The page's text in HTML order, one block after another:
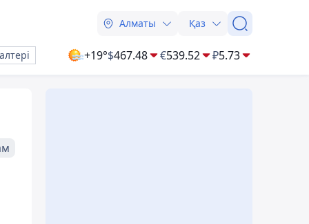
Алматы Қаз
+19°$467.48 €539.52 ₽5.73